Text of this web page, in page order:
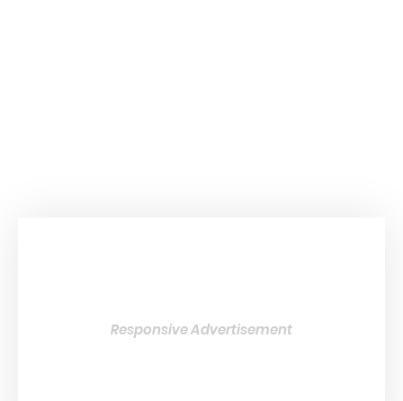
Responsive Advertisement